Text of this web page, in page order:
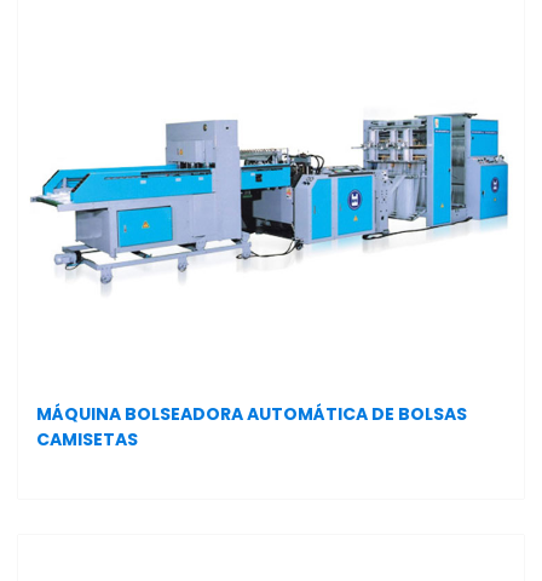
MÁQUINA BOLSEADORA AUTOMÁTICA DE BOLSAS
CAMISETAS